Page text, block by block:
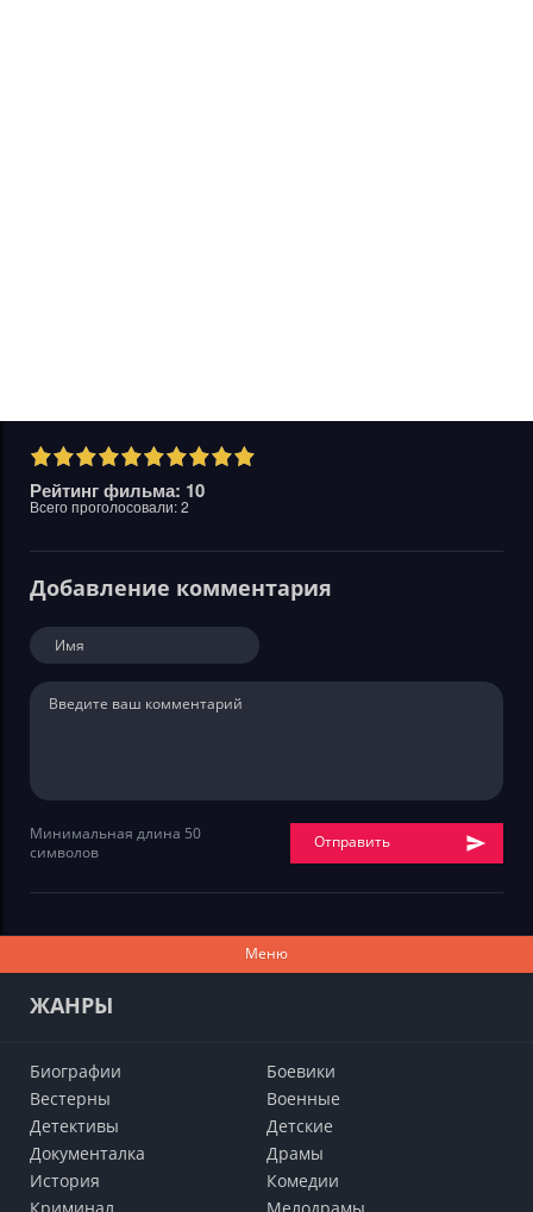
Рейтинг фильма: 10
Всего проголосовали:2
Добавление комментария
Минимальная длина 50
символов
Отправить
Меню
ЖАНРЫ
Биографии
Боевики
Вестерны
Военные
Детективы
Детские
Документалка
Драмы
История
Комедии
Криминал
Мелодрамы